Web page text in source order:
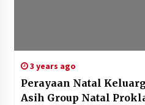
3 years ago
Perayaan Natal
Asih Group Natal Proklamasi Keselamatan